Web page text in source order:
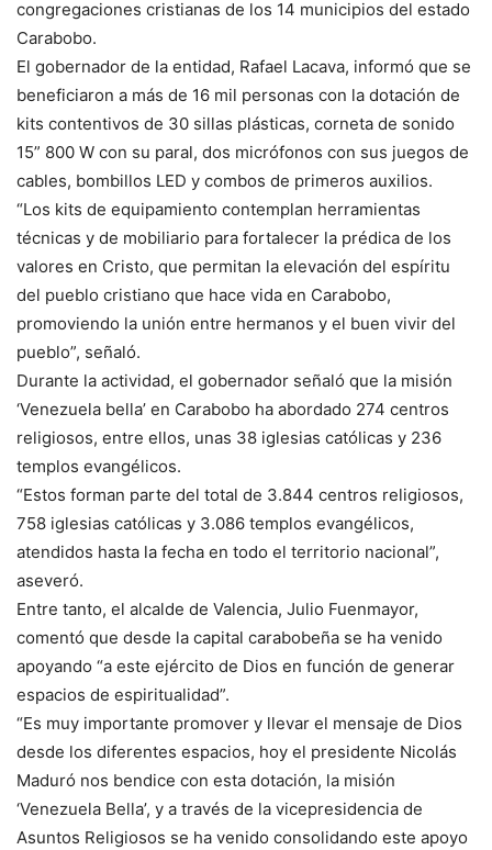
congregaciones cristianas de los 14 municipios del estado
Carabobo.
El gobernador de la entidad, Rafael Lacava, informó que se
beneficiaron a más de 16 mil personas con la dotación de
kits contentivos de 30 sillas plásticas, corneta de sonido
15” 800 W con su paral, dos micrófonos con sus juegos de
cables, bombillos LED y combos de primeros auxilios.
“Los kits de equipamiento contemplan herramientas
técnicas y de mobiliario para fortalecer la prédica de los
valores en Cristo, que permitan la elevación del espíritu
del pueblo cristiano que hace vida en Carabobo,
promoviendo la unión entre hermanos y el buen vivir del
pueblo”, señaló.
Durante la actividad, el gobernador señaló que la misión
‘Venezuela bella’ en Carabobo ha abordado 274 centros
religiosos, entre ellos, unas 38 iglesias católicas y 236
templos evangélicos.
“Estos forman parte del total de 3.844 centros religiosos,
758 iglesias católicas y 3.086 templos evangélicos,
atendidos hasta la fecha en todo el territorio nacional”,
aseveró.
Entre tanto, el alcalde de Valencia, Julio Fuenmayor,
comentó que desde la capital carabobeña se ha venido
apoyando “a este ejército de Dios en función de generar
espacios de espiritualidad”.
“Es muy importante promover y llevar el mensaje de Dios
desde los diferentes espacios, hoy el presidente Nicolás
Maduró nos bendice con esta dotación, la misión
‘Venezuela Bella’, y a través de la vicepresidencia de
Asuntos Religiosos se ha venido consolidando este apoyo